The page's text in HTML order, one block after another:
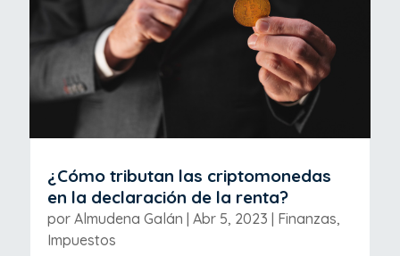
¿Cómo tributan las criptomonedas
en la declaración de la renta?
por Almudena Galán | Abr 5, 2023 | Finanzas,
Impuestos